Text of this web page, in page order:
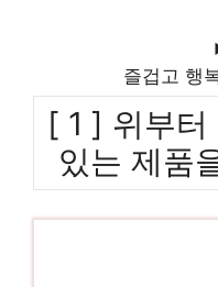
즐겁고 행
[ 1 ] 위부
있는 제품